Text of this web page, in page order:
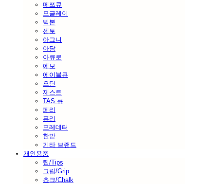
메쯔큐
모글레이
빅본
센토
아그니
아담
아큐로
에보
에이블큐
오딘
제스트
TAS 큐
페리
퓨리
프레데터
한밭
기타 브랜드
개인용품
팁/Tips
그립/Grip
쵸크/Chalk